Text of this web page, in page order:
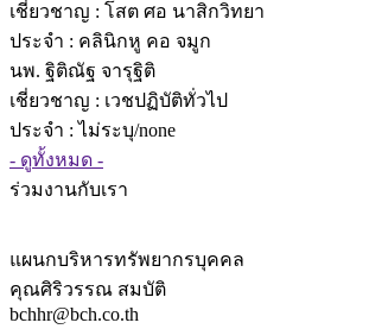
เชี่ยวชาญ : โสต ศอ นาสิกวิทยา
ประจำ : คลินิกหู คอ จมูก
นพ. ฐิติณัฐ จารุฐิติ
เชี่ยวชาญ : เวชปฏิบัติทั่วไป
ประจำ : ไม่ระบุ/none
- ดูทั้งหมด -
ร่วมงานกับเรา
แผนกบริหารทรัพยากรบุคคล
คุณศิริวรรณ สมบัติ
bchhr@bch.co.th